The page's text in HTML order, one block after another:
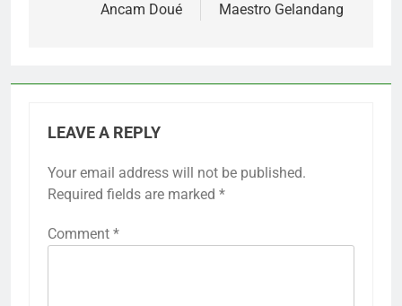
Ancam Doué
Maestro Gelandang
LEAVE A REPLY
Your email address will not be published.
Required fields are marked *
Comment *